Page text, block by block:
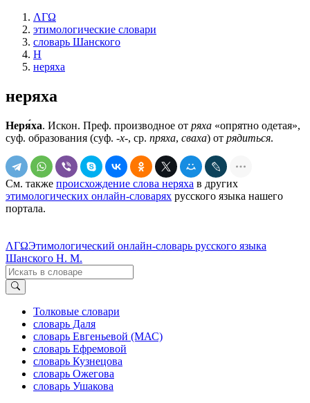
ΛΓΩ
этимологические словари
словарь Шанского
Н
неряха
неряха
Неря́ха. Искон. Преф. производное от ряха «опрятно одетая»,
суф. образования (суф. -х-, ср. пряха, сваха) от рядиться.
См. также происхождение слова неряха в других
этимологических онлайн-словарях русского языка нашего
портала.
ΛΓΩЭтимологический онлайн-словарь русского языка
Шанского Н. М.
Толковые словари
словарь Даля
словарь Евгеньевой (МАС)
словарь Ефремовой
словарь Кузнецова
словарь Ожегова
словарь Ушакова